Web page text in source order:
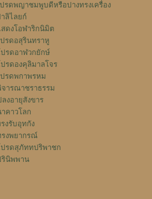
รดพญาชมพูบดีหรือปางทรงเครื่อง
ลิไลยก์
ดงโอฬาริกนิมิต
รดอสุรินทราหู
รดอาฬวกยักษ์
รดองคุลิมาลโจร
รดพกาพรหม
ารณาชราธรรม
งอายุสังขาร
คาวโลก
งรับอุทกัง
งพยากรณ์
รดสุภัททปริพาชก
รินิพพาน